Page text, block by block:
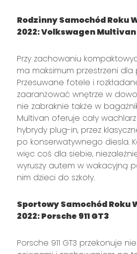
Rodzinny Samochód Roku
2022: Volkswagen Multivan
Przy zachowaniu
ma maksimum przestrzeni dla
Przesuwane fotele i
zaaranżować wnętrze w
nie zabraknie także w
Multivan oferuje cały
hybrydy plug-in, przez
po konserwatywnego diesla.
więc coś dla siebie,
wyruszy autem w wakacyjną
nim dzieci do szkoły.
Sportowy Samochód Roku
2022: Porsche 911 GT3
Porsche 911 GT3 przekonuje